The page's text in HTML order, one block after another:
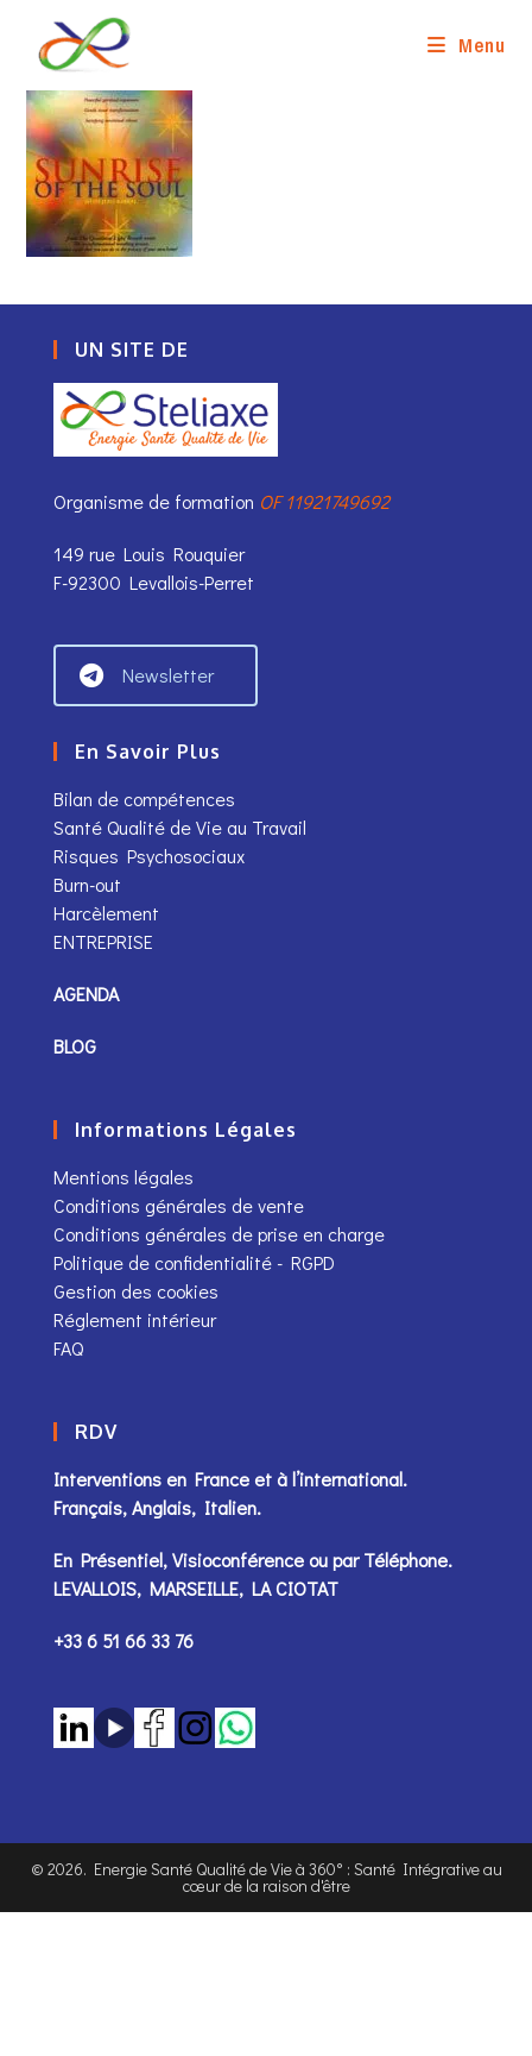
content
Menu
UN SITE DE
Organisme de formation OF 11921749692
149 rue Louis Rouquier
F-92300 Levallois-Perret
Newsletter
En Savoir Plus
Bilan de compétences
Santé Qualité de Vie au Travail
Risques Psychosociaux
Burn-out
Harcèlement
ENTREPRISE
AGENDA
BLOG
Informations Légales
Mentions légales
Conditions générales de vente
Conditions générales de prise en charge
Politique de confidentialité - RGPD
Gestion des cookies
Réglement intérieur
FAQ
RDV
Interventions en France et à l’international.
Français, Anglais, Italien.
En Présentiel, Visioconférence ou parTéléphone.
LEVALLOIS, MARSEILLE, LA CIOTAT
+33 6 51 66 33 76
© 2026. Energie Santé Qualité de Vie à 360° : Santé Intégrative au
cœur de la raison d'être